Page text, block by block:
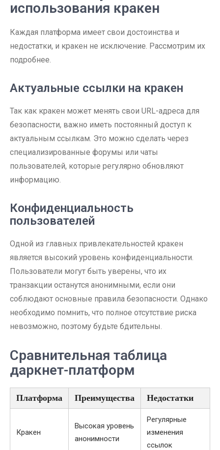
использования кракен
Каждая платформа имеет свои достоинства и
недостатки, и кракен не исключение. Рассмотрим их
подробнее.
Актуальные ссылки на кракен
Так как кракен может менять свои URL-адреса для
безопасности, важно иметь постоянный доступ к
актуальным ссылкам. Это можно сделать через
специализированные форумы или чаты
пользователей, которые регулярно обновляют
информацию.
Конфиденциальность
пользователей
Одной из главных привлекательностей кракен
является высокий уровень конфиденциальности.
Пользователи могут быть уверены, что их
транзакции останутся анонимными, если они
соблюдают основные правила безопасности. Однако
необходимо помнить, что полное отсутствие риска
невозможно, поэтому будьте бдительны.
Сравнительная таблица
даркнет-платформ
Платформа Преимущества Недостатки
Кракен
Высокая уровень
анонимности
Регулярные
изменения
ссылок